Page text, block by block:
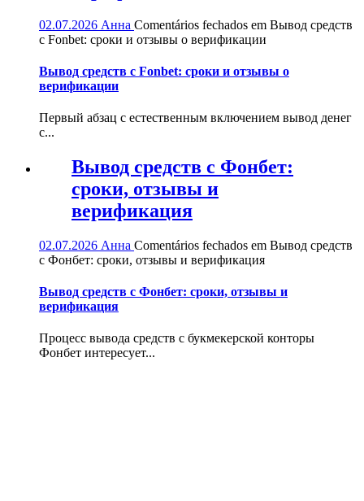
02.07.2026 Анна Comentários fechados em Вывод средств
с Fonbet: сроки и отзывы о верификации
Вывод средств с Fonbet: сроки и отзывы о
верификации
Первый абзац с естественным включением вывод денег
с...
Вывод средств с Фонбет:
сроки, отзывы и
верификация
02.07.2026 Анна Comentários fechados em Вывод средств
с Фонбет: сроки, отзывы и верификация
Вывод средств с Фонбет: сроки, отзывы и
верификация
Процесс вывода средств с букмекерской конторы
Фонбет интересует...